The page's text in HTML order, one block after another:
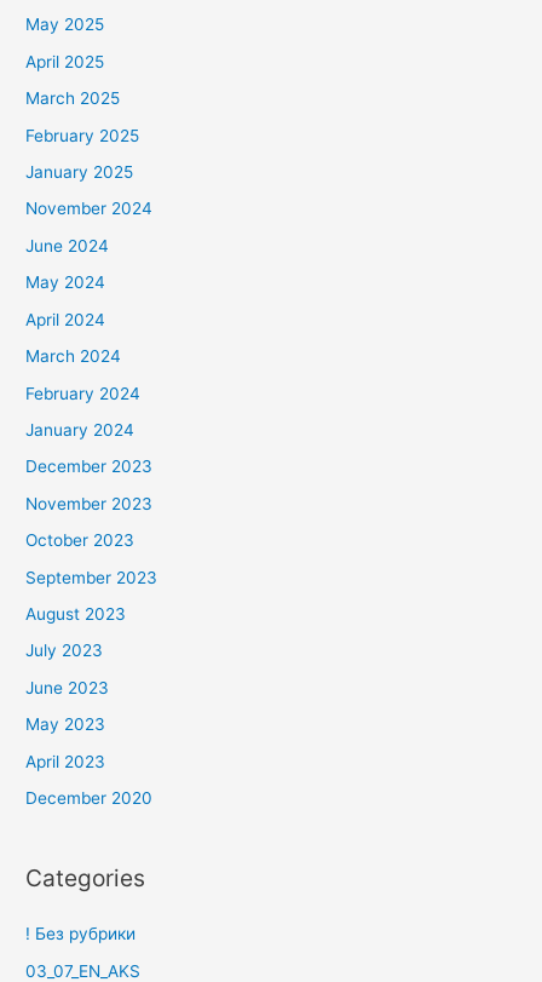
May 2025
April 2025
March 2025
February 2025
January 2025
November 2024
June 2024
May 2024
April 2024
March 2024
February 2024
January 2024
December 2023
November 2023
October 2023
September 2023
August 2023
July 2023
June 2023
May 2023
April 2023
December 2020
Categories
! Без рубрики
03_07_EN_AKS